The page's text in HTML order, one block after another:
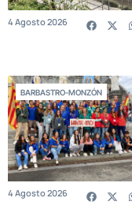
4 Agosto 2026
BARBASTRO-MONZÓN
4 Agosto 2026